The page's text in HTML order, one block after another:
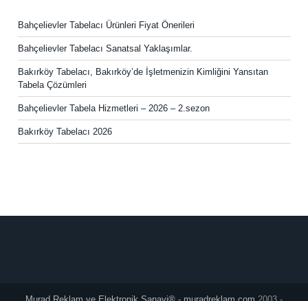
Bahçelievler Tabelacı Ürünleri Fiyat Önerileri
Bahçelievler Tabelacı Sanatsal Yaklaşımlar.
Bakırköy Tabelacı, Bakırköy’de İşletmenizin Kimliğini Yansıtan
Tabela Çözümleri
Bahçelievler Tabela Hizmetleri – 2026 – 2.sezon
Bakırköy Tabelacı 2026